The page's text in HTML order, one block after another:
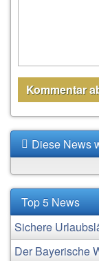
Diese News
Top 5 News
Sichere
Der Bayerische